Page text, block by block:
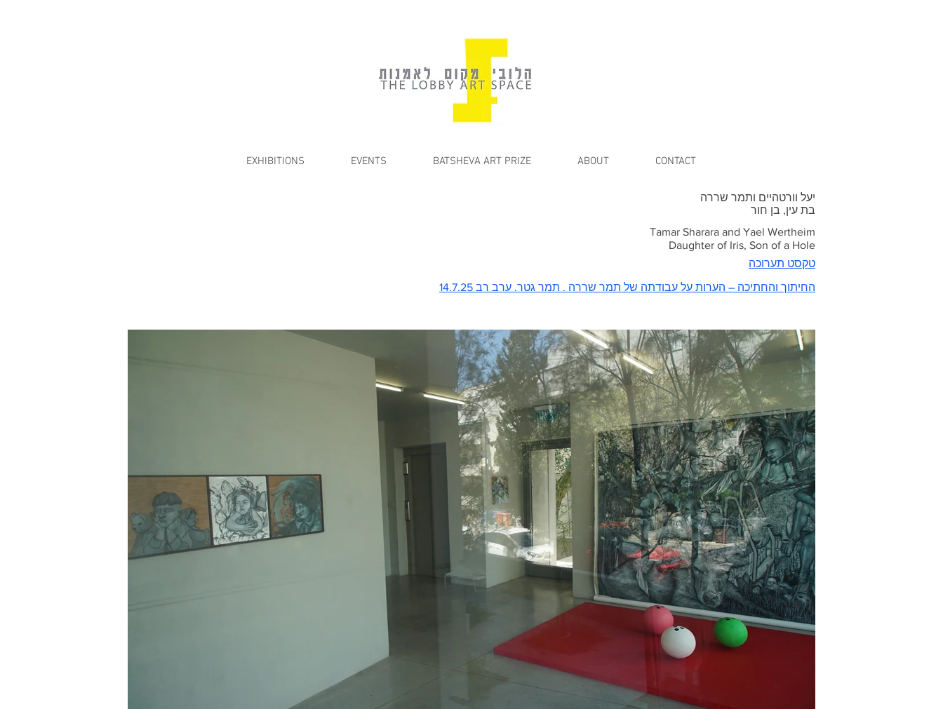
EXHIBITIONS EVENTS BATSHEVA ART PRIZE ABOUT CONTACT
יעל וורטהיים ותמר שררה
בת עין, בן חור
Tamar Sharara and Yael Wertheim
Daughter of Iris, Son of a Hole
טקסט תערוכה
החיתוך והחתיכה – הערות על עבודתה של תמר שררה . תמר גטר. ערב רב 14.7.25